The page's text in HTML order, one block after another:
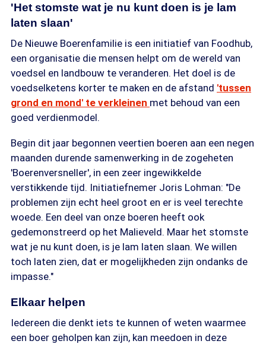
'Het stomste wat je nu kunt doen is je lam
laten slaan'
De Nieuwe Boerenfamilie is een initiatief van Foodhub,
een organisatie die mensen helpt om de wereld van
voedsel en landbouw te veranderen. Het doel is de
voedselketens korter te maken en de afstand 'tussen
grond en mond' te verkleinen met behoud van een
goed verdienmodel.
Begin dit jaar begonnen veertien boeren aan een negen
maanden durende samenwerking in de zogeheten
'Boerenversneller', in een zeer ingewikkelde
verstikkende tijd. Initiatiefnemer Joris Lohman: "De
problemen zijn echt heel groot en er is veel terechte
woede. Een deel van onze boeren heeft ook
gedemonstreerd op het Malieveld. Maar het stomste
wat je nu kunt doen, is je lam laten slaan. We willen
toch laten zien, dat er mogelijkheden zijn ondanks de
impasse."
Elkaar helpen
Iedereen die denkt iets te kunnen of weten waarmee
een boer geholpen kan zijn, kan meedoen in deze